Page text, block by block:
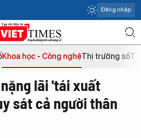
Đăng nhập
Khoa học - Công nghệThị trường số
lãi 'tái xuất
sát cả người thân